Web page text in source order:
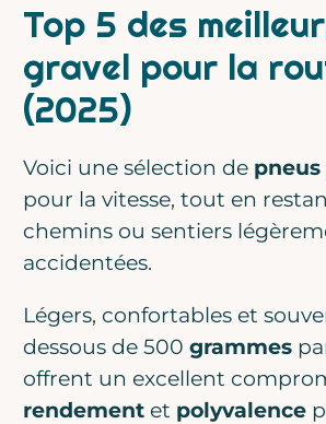
Top 5 des
gravel pour la
(2025)
Voici une sélection de pneus
pour la vitesse, tout en
chemins ou sentiers
accidentées.
Légers, confortables et
dessous de 500grammes
offrent un excellent
rendement et polyvalence